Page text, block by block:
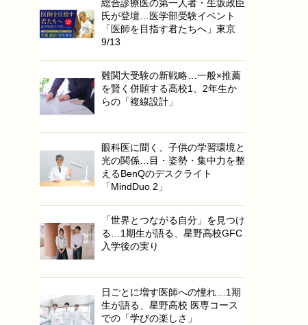
総合診療医の第一人者・生坂政臣
氏が登壇…医学部受験イベント
「医師を目指す君たちへ」東京
9/13
難関大受験の新戦略…一般×推薦
を賢く併願する高校1、2年生か
らの「複線設計」
眼科医に聞く、子供の学習環境と
光の関係…目・姿勢・集中力を整
えるBenQのデスクライト
「MindDuo 2」
「世界とつながる自分」を見つけ
る…1期生が語る、星野高校GFC
入学後の実り
日ごとに増す医師への憧れ…1期
生が語る、星野高校 医専コース
での「学びの楽しさ」